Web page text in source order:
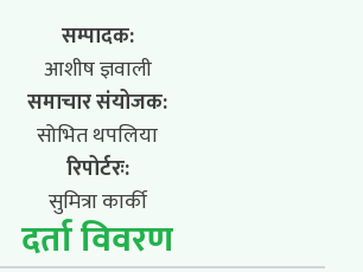
सम्पादक:
आशीष ज्ञवाली
समाचार संयोजक:
सोभित थपलिया
रिपोर्टरः:
सुमित्रा कार्की
दर्ता विवरण